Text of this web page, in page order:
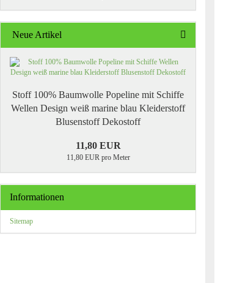
Neue Artikel
Stoff 100% Baumwolle Popeline mit Schiffe
Wellen Design weiß marine blau Kleiderstoff
Blusenstoff Dekostoff
11,80 EUR
11,80 EUR pro Meter
Informationen
Sitemap